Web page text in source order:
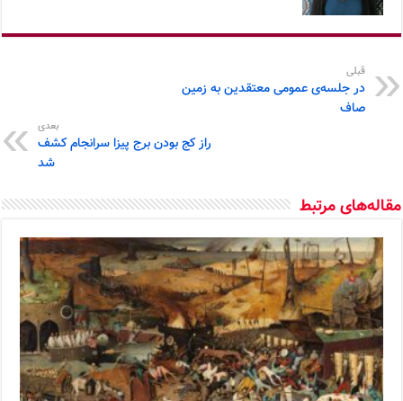
قبلی
در جلسه‌ی عمومی معتقدین به زمین
صاف
بعدی
راز کج بودن برج پیزا سرانجام کشف
شد
مقاله‌های مرتبط